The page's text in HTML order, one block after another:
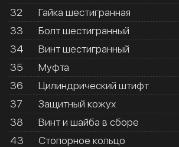
32
Гайка шестигранная
33
Болт шестигранный
34
Винт шестигранный
35
Муфта
36
Цилиндрический штифт
37
Защитный кожух
38
Винт и шайба в сборе
43
Стопорное кольцо